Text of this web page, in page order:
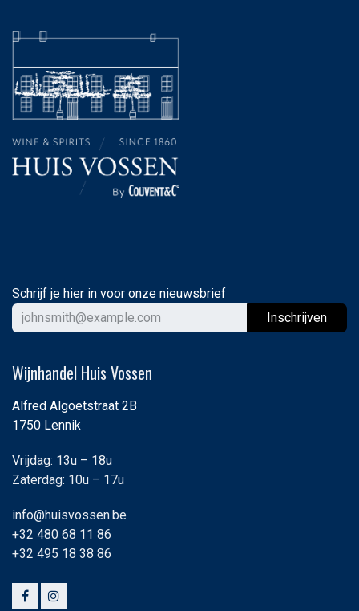
Schrijf je hier in voor onze nieuwsbrief
Inschrijven
Wijnhandel Huis Vossen
Alfred Algoetstraat 2B
1750 Lennik
Vrijdag: 13u – 18u
Zaterdag: 10u – 17u
info@huisvossen.be
+32 480 68 11 86
+32 495 18 38 86